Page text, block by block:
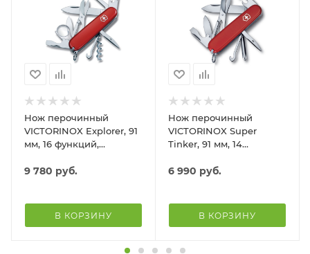
Нож перочинный
VICTORINOX Explorer, 91
мм, 16 функций,
9 780 руб.
В КОРЗИНУ
Нож перочинный
VICTORINOX Super
Tinker, 91 мм, 14
6 990 руб.
В КОРЗИНУ